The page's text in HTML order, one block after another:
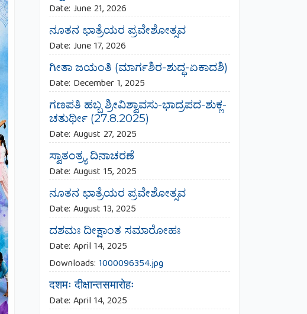
Date: June 21, 2026
ನೂತನ ಛಾತ್ರೆಯರ ಪ್ರವೇಶೋತ್ಸವ
Date: June 17, 2026
ಗೀತಾ ಜಯಂತಿ (ಮಾರ್ಗಶಿರ-ಶುದ್ಧ-ಏಕಾದಶಿ)
Date: December 1, 2025
ಗಣಪತಿ ಹಬ್ಬ ಶ್ರೀವಿಶ್ವಾವಸು-ಭಾದ್ರಪದ-ಶುಕ್ಲ-
ಚತುರ್ಥೀ (27.8.2025)
Date: August 27, 2025
ಸ್ವಾತಂತ್ರ್ಯ ದಿನಾಚರಣೆ
Date: August 15, 2025
ನೂತನ ಛಾತ್ರೆಯರ ಪ್ರವೇಶೋತ್ಸವ
Date: August 13, 2025
ದಶಮಃ ದೀಕ್ಷಾಂತ ಸಮಾರೋಹಃ
Date: April 14, 2025
Downloads: 1000096354.jpg
दशमः दीक्षान्तसमारोहः
Date: April 14, 2025